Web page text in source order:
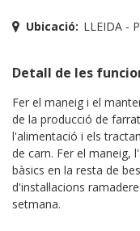
Ubicació: LLEIDA -
Detall de les
Fer el maneig i el
de la producció de
l'alimentació i els
de carn. Fer el maneig,
bàsics en la resta de
d'instal·lacions
setmana.